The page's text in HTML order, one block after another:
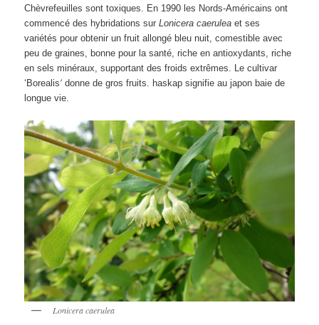
Chèvrefeuilles sont toxiques. En 1990 les Nords-Américains ont
commencé des hybridations surLonicera caerulea et ses
variétés pour obtenir un fruit allongé bleu nuit, comestible avec
peu de graines, bonne pour la santé, riche en antioxydants, riche
en sels minéraux, supportant des froids extrêmes. Le cultivar
‘Borealis‘donne de gros fruits. haskap signifie au japon baie de
longue vie.
Lonicera caerulea